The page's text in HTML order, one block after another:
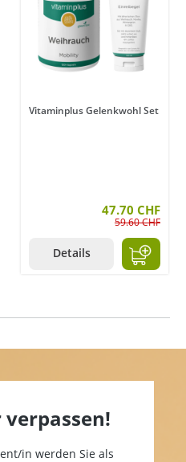
Vitaminplus Gelenkwohl Set
47.70 CHF
59.60 CHF
Details
in werden Sie als